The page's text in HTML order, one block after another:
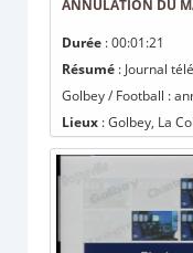
ANNULATION DU
Durée : 00:01:21
Résumé : Journal
Golbey / Football :
Lieux : Golbey, La